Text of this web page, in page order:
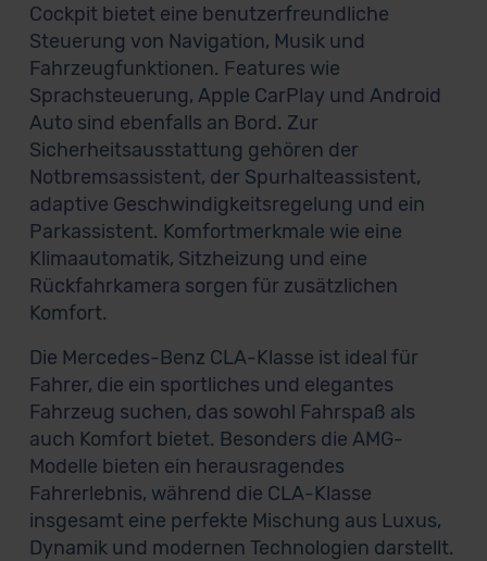
Cockpit bietet eine benutzerfreundliche
Steuerung von Navigation, Musik und
Fahrzeugfunktionen. Features wie
Sprachsteuerung, Apple CarPlay und Android
Auto sind ebenfalls an Bord. Zur
Sicherheitsausstattung gehören der
Notbremsassistent, der Spurhalteassistent,
adaptive Geschwindigkeitsregelung und ein
Parkassistent. Komfortmerkmale wie eine
Klimaautomatik, Sitzheizung und eine
Rückfahrkamera sorgen für zusätzlichen
Komfort.
Die Mercedes-Benz CLA-Klasse ist ideal für
Fahrer, die ein sportliches und elegantes
Fahrzeug suchen, das sowohl Fahrspaß als
auch Komfort bietet. Besonders die AMG-
Modelle bieten ein herausragendes
Fahrerlebnis, während die CLA-Klasse
insgesamt eine perfekte Mischung aus Luxus,
Dynamik und modernen Technologien darstellt.